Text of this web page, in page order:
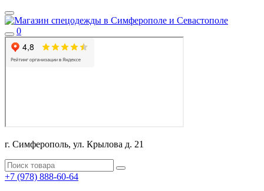
0
г. Симферополь, ул. Крылова д. 21
+7 (978) 888-60-64